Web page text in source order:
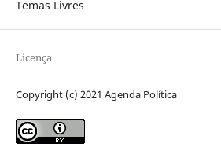
Temas Livres
Licença
Copyright (c) 2021 Agenda Política